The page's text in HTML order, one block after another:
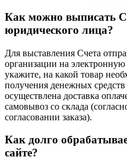
Как можно выписать
юридического лица?
Для выставления Счета
организации на электронную
укажите, на какой товар
получения денежных
осуществлена доставка
самовывоз со склада
согласовании заказа).
Как долго
сайте?